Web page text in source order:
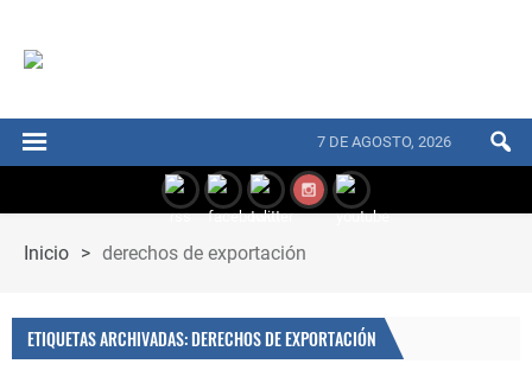
7 DE AGOSTO, 2026
Inicio > derechos de exportación
ETIQUETAS ARCHIVADAS: DERECHOS DE EXPORTACIÓN